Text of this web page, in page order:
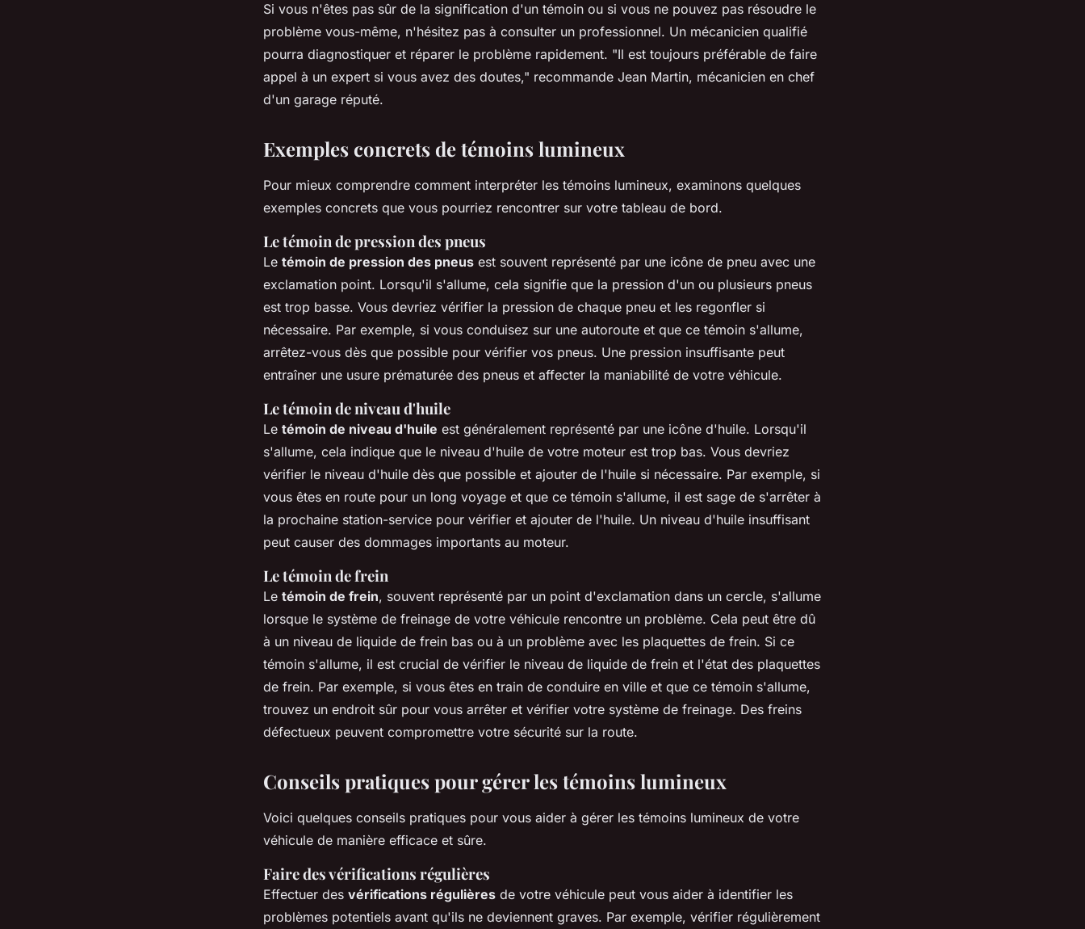
Si vous n'êtes pas sûr de la signification d'un témoin ou si vous ne pouvez pas résoudre le
problème vous-même, n'hésitez pas à consulter un professionnel. Un mécanicien qualifié
pourra diagnostiquer et réparer le problème rapidement. "Il est toujours préférable de faire
appel à un expert si vous avez des doutes," recommande Jean Martin, mécanicien en chef
d'un garage réputé.
Exemples concrets de témoins lumineux
Pour mieux comprendre comment interpréter les témoins lumineux, examinons quelques
exemples concrets que vous pourriez rencontrer sur votre tableau de bord.
Le témoin de pression des pneus
Le témoin de pression des pneus est souvent représenté par une icône de pneu avec une
exclamation point. Lorsqu'il s'allume, cela signifie que la pression d'un ou plusieurs pneus
est trop basse. Vous devriez vérifier la pression de chaque pneu et les regonfler si
nécessaire. Par exemple, si vous conduisez sur une autoroute et que ce témoin s'allume,
arrêtez-vous dès que possible pour vérifier vos pneus. Une pression insuffisante peut
entraîner une usure prématurée des pneus et affecter la maniabilité de votre véhicule.
Le témoin de niveau d'huile
Le témoin de niveau d'huile est généralement représenté par une icône d'huile. Lorsqu'il
s'allume, cela indique que le niveau d'huile de votre moteur est trop bas. Vous devriez
vérifier le niveau d'huile dès que possible et ajouter de l'huile si nécessaire. Par exemple, si
vous êtes en route pour un long voyage et que ce témoin s'allume, il est sage de s'arrêter à
la prochaine station-service pour vérifier et ajouter de l'huile. Un niveau d'huile insuffisant
peut causer des dommages importants au moteur.
Le témoin de frein
Le témoin de frein, souvent représenté par un point d'exclamation dans un cercle, s'allume
lorsque le système de freinage de votre véhicule rencontre un problème. Cela peut être dû
à un niveau de liquide de frein bas ou à un problème avec les plaquettes de frein. Si ce
témoin s'allume, il est crucial de vérifier le niveau de liquide de frein et l'état des plaquettes
de frein. Par exemple, si vous êtes en train de conduire en ville et que ce témoin s'allume,
trouvez un endroit sûr pour vous arrêter et vérifier votre système de freinage. Des freins
défectueux peuvent compromettre votre sécurité sur la route.
Conseils pratiques pour gérer les témoins lumineux
Voici quelques conseils pratiques pour vous aider à gérer les témoins lumineux de votre
véhicule de manière efficace et sûre.
Faire des vérifications régulières
Effectuer des vérifications régulières de votre véhicule peut vous aider à identifier les
problèmes potentiels avant qu'ils ne deviennent graves. Par exemple, vérifier régulièrement